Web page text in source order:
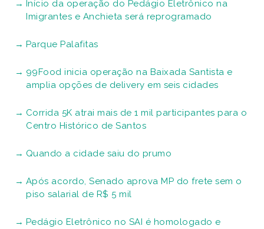
Início da operação do Pedágio Eletrônico na
Imigrantes e Anchieta será reprogramado
Parque Palafitas
99Food inicia operação na Baixada Santista e
amplia opções de delivery em seis cidades
Corrida 5K atrai mais de 1 mil participantes para o
Centro Histórico de Santos
Quando a cidade saiu do prumo
Após acordo, Senado aprova MP do frete sem o
piso salarial de R$ 5 mil
Pedágio Eletrônico no SAI é homologado e